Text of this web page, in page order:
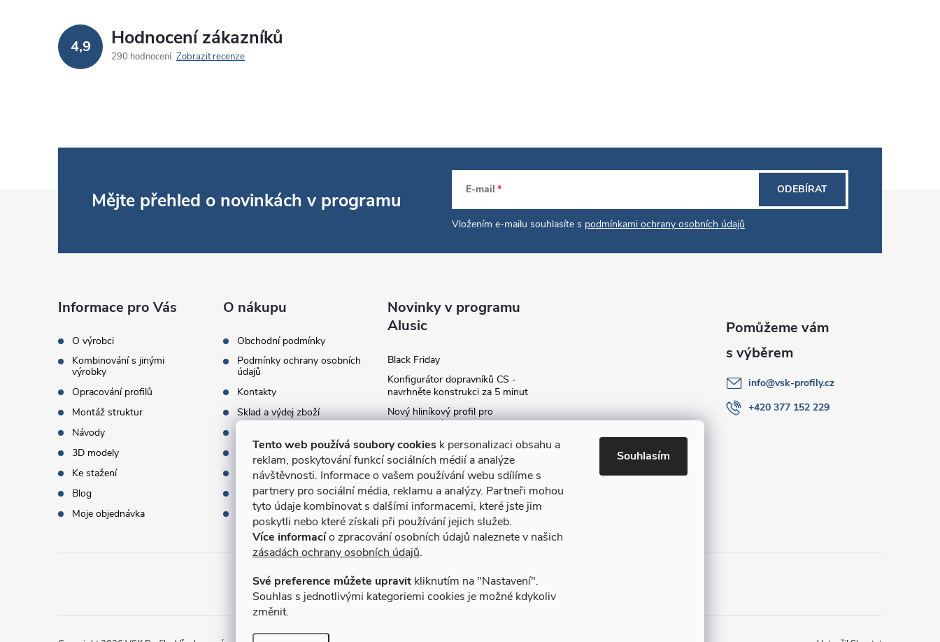
Tento web používá soubory cookies k personalizaci obsahu a
reklam, poskytování funkcí sociálních médií a analýze
návštěvnosti. Informace o vašem používání webu sdílíme s
partnery pro sociální média, reklamu a analýzy. Partneři mohou
tyto údaje kombinovat s dalšími informacemi, které jste jim
poskytli nebo které získali při používání jejich služeb.
Více informacío zpracování osobních údajů naleznete v našich
zásadách ochrany osobních údajů.
Své preference můžete upravit kliknutím na "Nastavení".
Souhlas s jednotlivými kategoriemi cookies je možné kdykoliv
změnit.
Souhlasím
4,9 Hodnocení zákazníků
290 hodnocení Zobrazit recenze
Mějte přehled o novinkách v programu E-mail
Vložením e-mailu souhlasíte s podmínkami ochrany osobních údajů
ODEBÍRAT
Informace pro Vás
O výrobci
Kombinování s jinými
výrobky
Opracování profilů
Montáž struktur
Návody
3D modely
Ke stažení
Blog
Moje objednávka
O nákupu
Obchodní podmínky
Podmínky ochrany osobních
údajů
Kontakty
Sklad a výdej zboží
Termíny dodání
Doprava a platba
Dárky k objednávce
Slovník pojmů
Novinky v programu
Alusic
Black Friday
Konfigurátor dopravníků CS -
navrhněte konstrukci za 5 minut
Nový hliníkový profil pro
fotovoltaické panely - kvalita za
Moje označení objednávky
Rozšíření produktové série
stojanů SP
Archiv
info@vsk-profily.cz
+420 377 152 229
Přijímáme online platby Způsoby dopravy